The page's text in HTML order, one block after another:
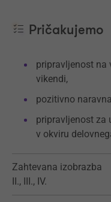
Pričakujemo
pripravljenost na
vikendi,
pozitivno
pripravljenost za
v okviru
Zahtevana izobrazba
II., III., IV.